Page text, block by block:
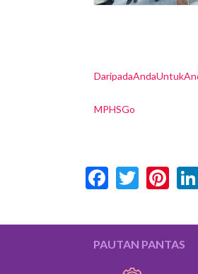
MPHSGo
PAUTAN PANTAS